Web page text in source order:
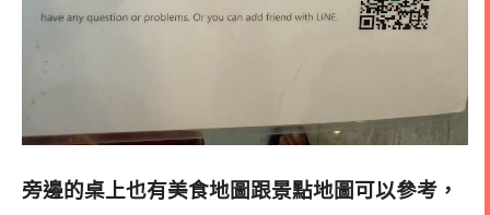
旁邊的桌上也有美食地圖跟景點地圖可以參考，